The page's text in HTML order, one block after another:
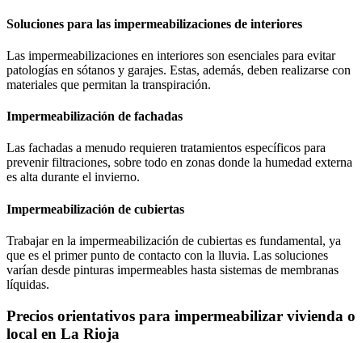
Soluciones para las impermeabilizaciones de interiores
Las impermeabilizaciones en interiores son esenciales para evitar
patologías en sótanos y garajes. Estas, además, deben realizarse con
materiales que permitan la transpiración.
Impermeabilización de fachadas
Las fachadas a menudo requieren tratamientos específicos para
prevenir filtraciones, sobre todo en zonas donde la humedad externa
es alta durante el invierno.
Impermeabilización de cubiertas
Trabajar en la impermeabilización de cubiertas es fundamental, ya
que es el primer punto de contacto con la lluvia. Las soluciones
varían desde pinturas impermeables hasta sistemas de membranas
líquidas.
Precios orientativos para impermeabilizar vivienda o
local en La Rioja